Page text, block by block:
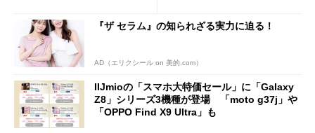
『ザ セラム』の知られざる実力に迫る！
AD（エリクシール on 美的.com）
IIJmioの「スマホ大特価セール」に「Galaxy
Z8」シリーズ3機種が登場 「moto g37j」や
「OPPO Find X9 Ultra」も